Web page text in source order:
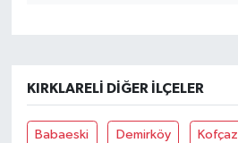
KIRKLARELI DIĞER İLÇELER
Babaeski Demirköy Kofçaz